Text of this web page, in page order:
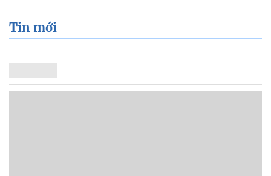
Tin mới